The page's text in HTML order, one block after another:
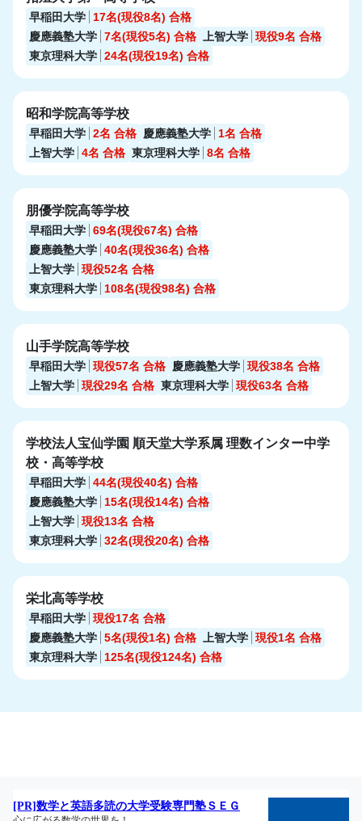
早稲田大学 17名(現役8名) 合格
慶應義塾大学 7名(現役5名) 合格 上智大学 現役9名 合格
東京理科大学 24名(現役19名) 合格
昭和学院高等学校
早稲田大学 2名 合格 慶應義塾大学 1名 合格
上智大学 4名 合格 東京理科大学 8名 合格
朋優学院高等学校
早稲田大学 69名(現役67名) 合格
慶應義塾大学 40名(現役36名) 合格
上智大学 現役52名 合格
東京理科大学 108名(現役98名) 合格
山手学院高等学校
早稲田大学 現役57名 合格 慶應義塾大学 現役38名 合格
上智大学 現役29名 合格 東京理科大学 現役63名 合格
学校法人宝仙学園 順天堂大学系属 理数インター中学
校・高等学校
早稲田大学 44名(現役40名) 合格
慶應義塾大学 15名(現役14名) 合格
上智大学 現役13名 合格
東京理科大学 32名(現役20名) 合格
栄北高等学校
早稲田大学 現役17名 合格
慶應義塾大学 5名(現役1名) 合格 上智大学 現役1名 合格
東京理科大学 125名(現役124名) 合格